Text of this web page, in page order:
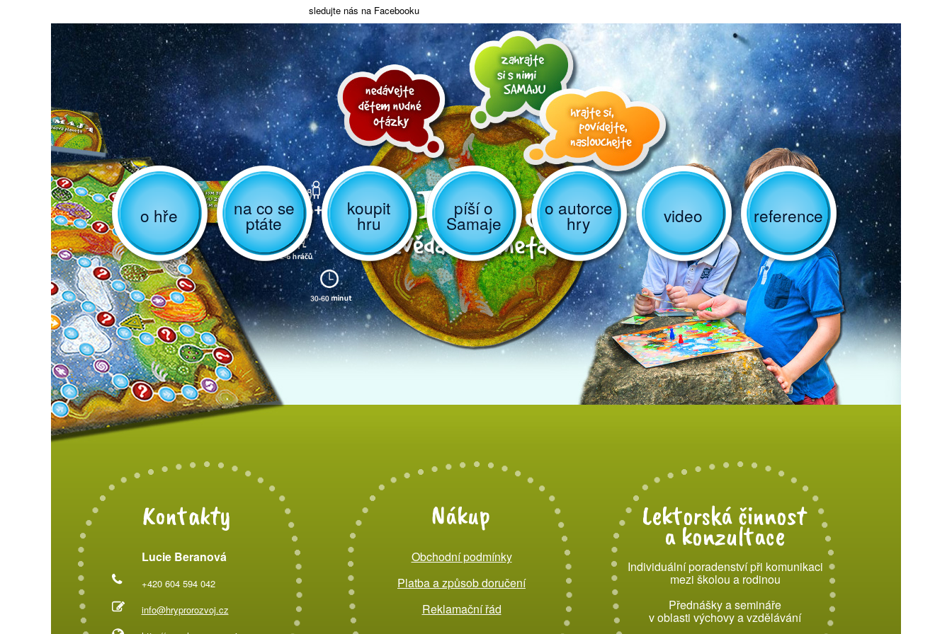
sledujte nás na Facebooku
o hře na co se
ptáte
koupit
hru
píší o
Samaje
o autorce
hry video reference
Kontakty
Lucie Beranová
+420 604 594 042
info@hryprorozvoj.cz
Nákup
Obchodní podmínky
Platba a způsob doručení
Reklamační řád
Lektorská činnost
a konzultace
Individuální poradenství při komunikaci
mezi školou a rodinou
Přednášky a semináře
v oblasti výchovy a vzdělávání